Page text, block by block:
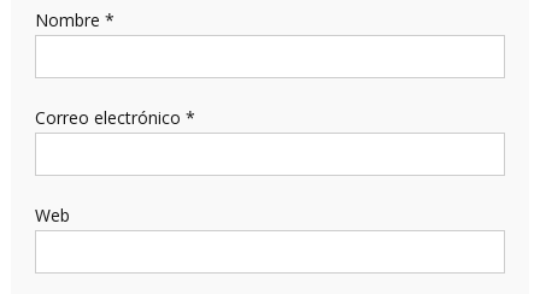
Nombre *
Correo electrónico *
Web